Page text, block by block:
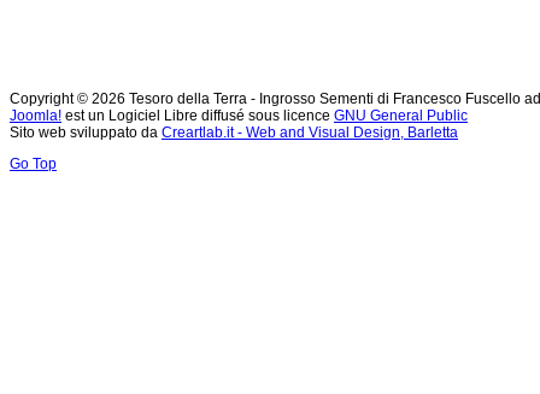
Copyright © 2026 Tesoro della Terra - Ingrosso Sementi di Francesco Fuscello
Joomla! est un Logiciel Libre diffusé sous licence GNU General Public
Sito web sviluppato da Creartlab.it - Web and Visual Design, Barletta
Go Top